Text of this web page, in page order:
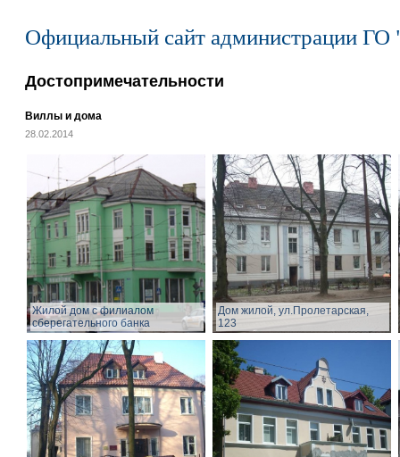
Официальный сайт администрации ГО
Достопримечательности
Виллы и дома
28.02.2014
Жилой дом с филиалом
сберегательного банка
Дом жилой, ул.Пролетарская,
123